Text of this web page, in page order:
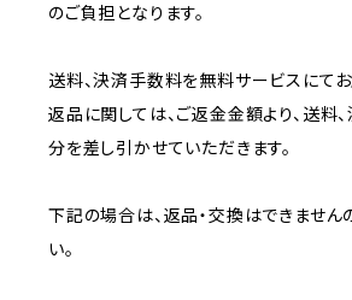
のご負担となります。
送料、決済手数料を無料サービスにて
返品に関しては、ご返金金額より、送料
分を差し引かせていただきます。
下記の場合は、返品・交換はできません
い。